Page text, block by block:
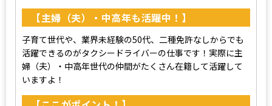
【主婦（夫）・中高年も活躍中！】
子育て世代や、業界未経験の50代、二種免許なしからでも
活躍できるのがタクシードライバーの仕事です！実際に主
婦（夫）・中高年世代の仲間がたくさん在籍して活躍して
いますよ！